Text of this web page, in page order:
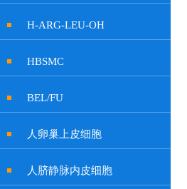
H-ARG-LEU-OH
HBSMC
BEL/FU
人卵巢上皮细胞
人脐静脉内皮细胞